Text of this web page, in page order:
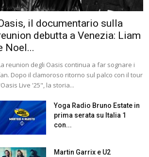
il documentario sulla
debutta a Venezia: Liam
Noel...
reunion degli Oasis continua a far sognare i
Dopo il clamoroso ritorno sul palco con il tour
Live '25", la storia...
Yoga Radio Bruno Estate in
prima serata su Italia 1
con...
Martin Garrix e U2